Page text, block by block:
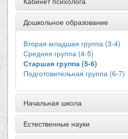
Дошкольное образование
Вторая младшая группа (3-4)
Средняя группа (4-5)
Старшая группа (5-6)
Подготовительная группа (6-7)
Начальная школа
Естественные науки